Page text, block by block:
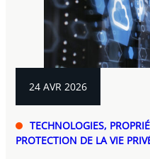
24 AVR 2026
TECHNOLOGIES,
PROTECTION DE LA VIE